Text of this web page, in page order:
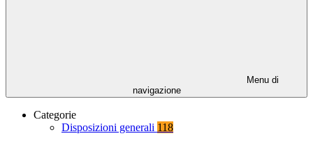
Menu di
navigazione
Categorie
Disposizioni generali 118